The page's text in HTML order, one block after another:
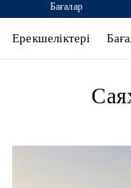
SANTA FE
Бағалар
Ерекшеліктері